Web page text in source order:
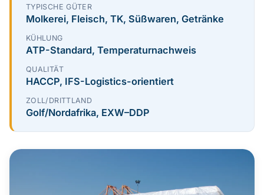
TYPISCHE GÜTER
Molkerei, Fleisch, TK, Süßwaren, Getränke
KÜHLUNG
ATP-Standard, Temperaturnachweis
QUALITÄT
HACCP, IFS-Logistics-orientiert
ZOLL/DRITTLAND
Golf/Nordafrika, EXW–DDP